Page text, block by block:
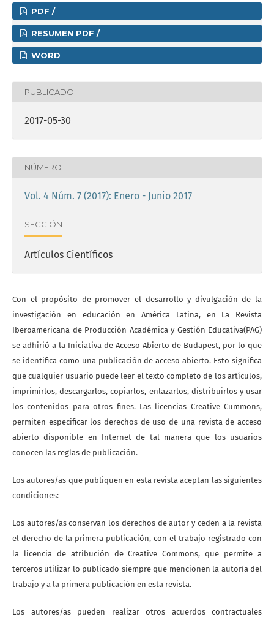
PDF /
RESUMEN PDF /
WORD
PUBLICADO
2017-05-30
NÚMERO
Vol. 4 Núm. 7 (2017): Enero - Junio 2017
SECCIÓN
Artículos Científicos
Con el propósito de promover el desarrollo y divulgación de la
investigación en educación en América Latina, en La Revista
Iberoamericana de Producción Académica y Gestión Educativa(PAG)
se adhirió a la Iniciativa de Acceso Abierto de Budapest, por lo que
se identifica como una publicación de acceso abierto. Esto significa
que cualquier usuario puede leer el texto completo de los artículos,
imprimirlos, descargarlos, copiarlos, enlazarlos, distribuirlos y usar
los contenidos para otros fines. Las licencias Creative Cummons,
permiten especificar los derechos de uso de una revista de acceso
abierto disponible en Internet de tal manera que los usuarios
conocen las reglas de publicación.
Los autores/as que publiquen en esta revista aceptan las siguientes
condiciones:
Los autores/as conservan los derechos de autor y ceden a la revista
el derecho de la primera publicación, con el trabajo registrado con
la licencia de atribución de Creative Commons, que permite a
terceros utilizar lo publicado siempre que mencionen la autoría del
trabajo y a la primera publicación en esta revista.
Los autores/as pueden realizar otros acuerdos contractuales